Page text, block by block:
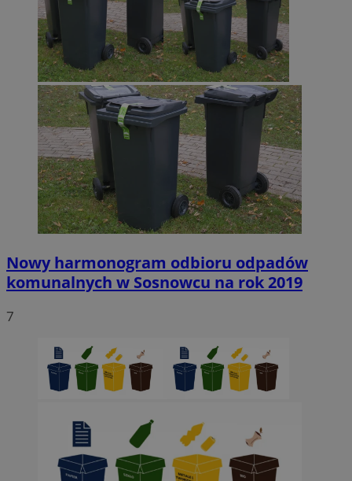
Nowy harmonogram odbioru odpadów
komunalnych w Sosnowcu na rok 2019
7